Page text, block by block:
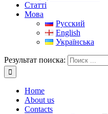
Cтатті
Мова
Русский
English
Українська
Результат поиска:
Home
About us
Contacts